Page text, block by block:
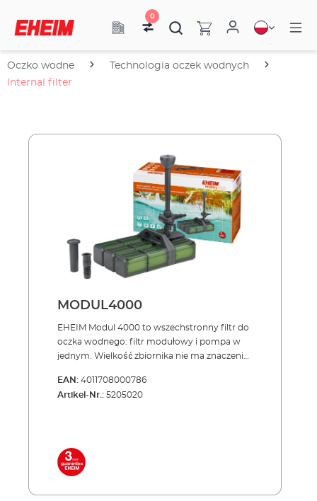
0
Oczko wodne
Technologia oczek wodnych
Internal filter
MODUL4000
EHEIM Modul 4000 to wszechstronny filtr do
oczka wodnego: filtr modułowy i pompa w
jednym. Wielkość zbiornika nie ma znaczenia.
oddzielnych modułów filtracyjnych, których
liczbę można zwiększać lub zmniejszać
którego można użyć jako pompy do ozdoby
wodnej, do wytworzenia prądu wody lub
ukryć, nawet w płytkiej wodzie, dzięki płaskiej
EAN: 4011708000786
Artikel-Nr.: 5205020